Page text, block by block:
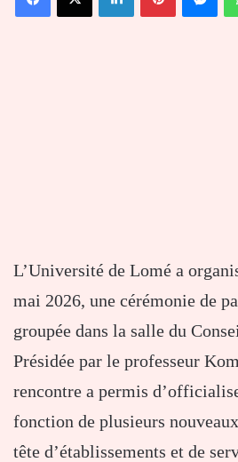
L’Université de Lomé a
mai 2026, une cérémonie de
groupée dans la salle du
Présidée par le professeur
rencontre a permis
fonction de plusieurs
tête d’établissements et de